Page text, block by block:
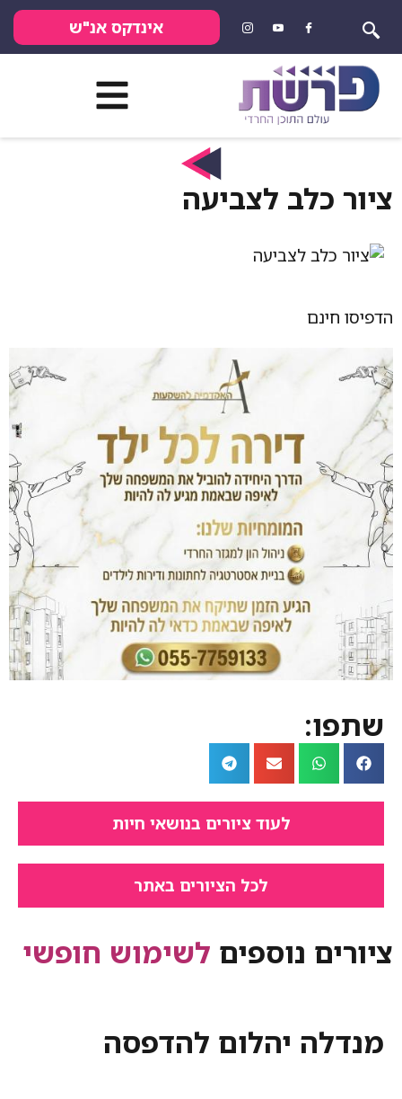
אינדקס אנ"ש
ציור כלב לצביעה
הדפיסו חינם
שתפו:
לעוד ציורים בנושאי חיות
לכל הציורים באתר
ציורים נוספים לשימוש חופשי
מנדלה יהלום להדפסה